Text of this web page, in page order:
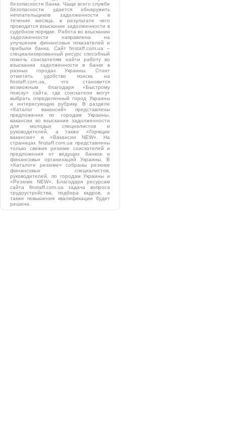
безопасности банка. Чаще всего службе
безопасности удается обнаружить
неплательщиков задолженности в
течение месяца, в результате чего
проводится взыскание задолженности в
судебном порядке. Работа во взыскании
задолженности направлена на
улучшение финансовых показателей и
прибыли банка. Сайт finstaff.com.ua –
специализированный ресурс способный
помочь соискателям найти работу во
взыскании задолженности в банке в
разных городах Украины. Стоит
отметить удобство поиска на
finstaff.com.ua, что становится
возможным благодаря «Быстрому
поиску» сайта, где соискатели могут
выбрать определенный город Украины
и интересующую рубрику. В разделе
«Каталог вакансий» представлены
предложения по городам Украины,
вакансии во взыскании задолженности
для молодых специалистов и
руководителей, а также «Горящие
вакансии» и «Вакансии NEW». На
страницах finstaff.com.ua представлены
только свежие резюме соискателей и
предложения от ведущих банков и
финансовых организаций Украины. В
«Каталоге резюме» собраны резюме
финансовых специалистов,
руководителей, по городам Украины и
«Резюме NEW». Благодаря ресурсам
сайта finstaff.com.ua задача вопроса
трудоустройства, подбора кадров, а
также повышения квалификации будет
решена.